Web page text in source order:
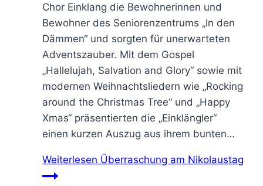
Chor Einklang die Bewohnerinnen und
Bewohner des Seniorenzentrums „In den
Dämmen“ und sorgten für unerwarteten
Adventszauber. Mit dem Gospel
„Hallelujah, Salvation and Glory“ sowie mit
modernen Weihnachtsliedern wie „Rocking
around the Christmas Tree“ und „Happy
Xmas“ präsentierten die „Einklängler“
einen kurzen Auszug aus ihrem bunten…
Weiterlesen Überraschung am Nikolaustag